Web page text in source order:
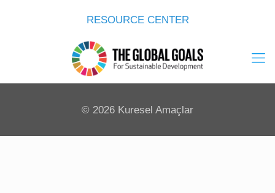
RESOURCE CENTER
© 2026 Kuresel Amaçlar